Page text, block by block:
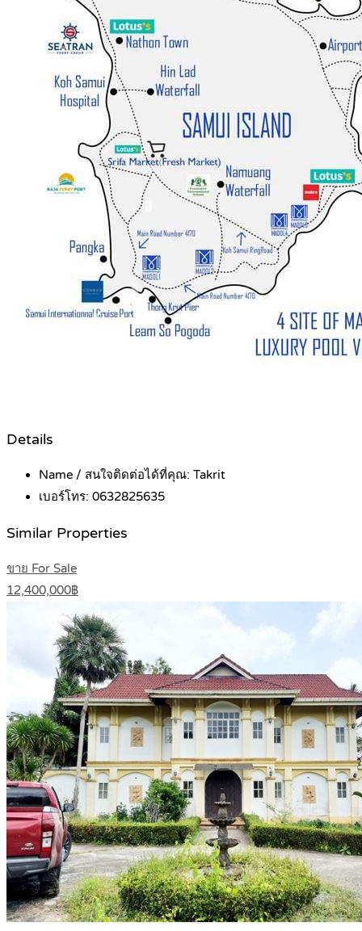
Details
Name / สนใจติดต่อได้ที่คุณ: Takrit
เบอร์โทร: 0632825635
Similar Properties
ขาย For Sale
12,400,000฿